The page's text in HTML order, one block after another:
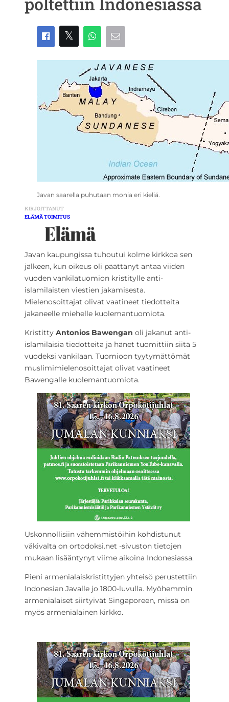
Javan saarella puhutaan monia eri kieliä.
KIRJOITTANUT
ELÄMÄ TOIMITUS
Javan kaupungissa tuhoutui kolme kirkkoa sen
jälkeen, kun oikeus oli päättänyt antaa viiden
vuoden vankilatuomion kristitylle anti-
islamilaisten viestien jakamisesta.
Mielenosoittajat olivat vaatineet tiedotteita
jakaneelle miehelle kuolemantuomiota.
Kristitty Antonios Bawengan oli jakanut anti-
islamilaisia tiedotteita ja hänet tuomittiin siitä 5
vuodeksi vankilaan. Tuomioon tyytymättömät
muslimimielenosoittajat olivat vaatineet
Bawengalle kuolemantuomiota.
Uskonnollisiin vähemmistöihin kohdistunut
väkivalta on ortodoksi.net -sivuston tietojen
mukaan lisääntynyt viime aikoina Indonesiassa.
Pieni armenialaiskristittyjen yhteisö perustettiin
Indonesian Javalle jo 1800-luvulla. Myöhemmin
armenialaiset siirtyivät Singaporeen, missä on
myös armenialainen kirkko.